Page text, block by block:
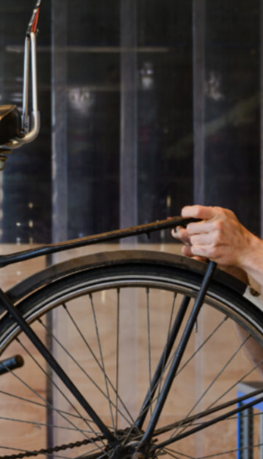
noodzakelijk om zelf een werkplek voor minimaal
610 klokuren te zoeken. Er zijn kosten verbonden
aan een BBL-opleiding. Naast het reguliere
cursusgeld kunnen nog andere kosten in rekening
worden gebracht. Om je aan te melden heb je een
werkgever nodig. Indien je geen werkplek hebt, kun
je
beginnen met de BBL opleiding.
Eerste fietstechnicus (BBL)
Maastricht, Bemelerweg 1
Watersley
6132 KA Sittard
Niveau:
Niveau 3
Duur:3 jaar
Leerweg:BBL
Deze BBL opleiding wordt op locatie gegeven. De
aanmelding in CAMBO is gekoppeld aan Maastricht,
Sibemaweg.
Aanmelden voor deze locatie